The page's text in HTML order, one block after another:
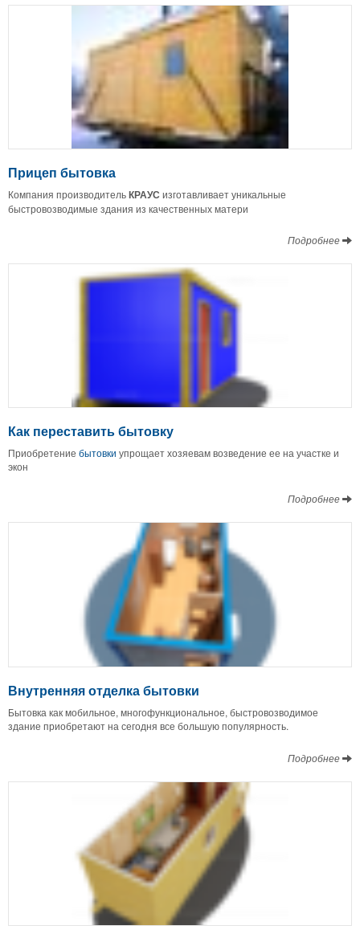
Прицеп бытовка
Компания производительКРАУС изготавливает уникальные
быстровозводимые здания из качественных матери
Подробнее
Как переставить бытовку
Приобретение бытовки упрощает хозяевам возведение ее на участке и
экон
Подробнее
Внутренняя отделка бытовки
Бытовка как мобильное, многофункциональное, быстровозводимое
здание приобретают на сегодня все большую популярность.
Подробнее